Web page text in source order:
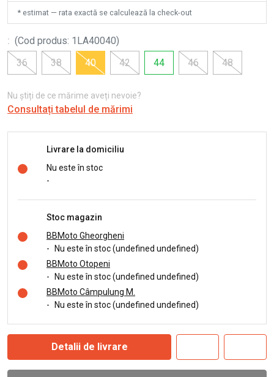
* estimat — rata exactă se calculează la check-out
: (Cod produs: 1LA40040)
36
38 40 42 44 46 48
Nu știți de ce mărime aveți nevoie?
Consultați tabelul de mărimi
Livrare la domiciliu
Nu este în stoc
-
Stoc magazin
BBMoto Gheorgheni
-
Nu este în stoc (undefined undefined)
BBMoto Otopeni
-
Nu este în stoc (undefined undefined)
BBMoto Câmpulung M.
-
Nu este în stoc (undefined undefined)
Detalii de livrare